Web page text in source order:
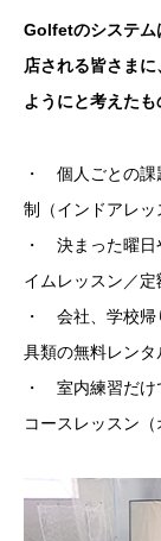
Golfetのシステム
店される皆さま
ようにと考えたも
・ 個人ごとの課
制（インドアレッ
・ 決まった曜日
イムレッスン／定
・ 会社、学校帰
具類の無料レンタ
・ 室内練習だけ
コースレッスン（